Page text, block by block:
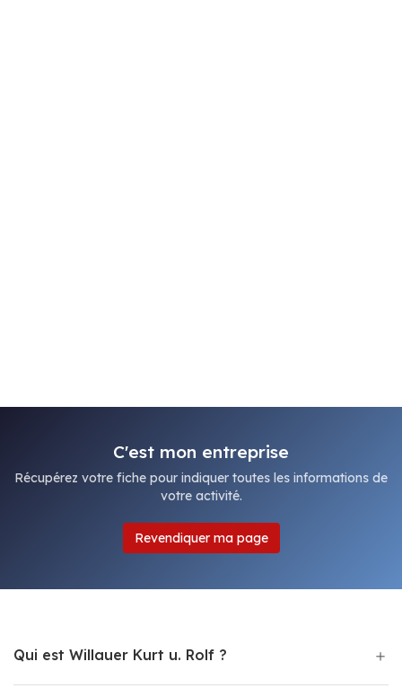
C'est mon entreprise
Récupérez votre fiche pour indiquer toutes les informations de
votre activité.
Revendiquer ma page
Qui est Willauer Kurt u. Rolf ?